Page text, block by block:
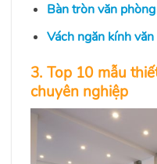
Bàn tròn văn phòng
Vách ngăn kính
3. Top 10 mẫu
chuyên nghiệp